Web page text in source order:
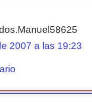
2007 a las 19:23